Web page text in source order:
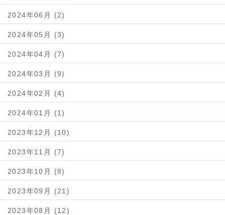
2024年06月 (2)
2024年05月 (3)
2024年04月 (7)
2024年03月 (9)
2024年02月 (4)
2024年01月 (1)
2023年12月 (10)
2023年11月 (7)
2023年10月 (8)
2023年09月 (21)
2023年08月 (12)